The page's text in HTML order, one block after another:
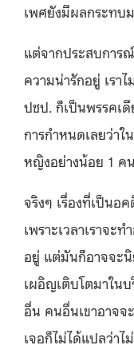
เพศยังมีผลกระทบ
แต่จากประสบการ
ความน่ารักอยู่ เรา
ปชป. ก็เป็นพรรคเ
การกำหนดเลยว่า
หญิงอย่างน้อย 1 คน
จริงๆ เรื่องที่เป็นอค
เพราะเวลาเราจะ
อยู่ แต่มันก็อาจจะนิ
เผอิญเติบโตมาใน
อื่น คนอื่นเขาอาจจ
เจอก็ไม่ได้แปลว่าไ